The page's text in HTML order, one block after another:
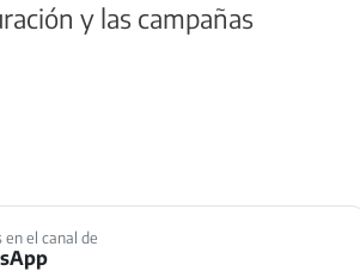
y las campañas
en el canal de